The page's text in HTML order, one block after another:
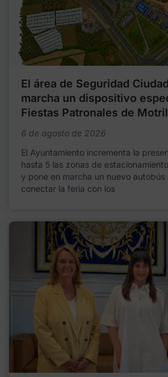
El área de Seguridad
marcha un dispositivo
Fiestas Patronales de
6 de agosto de 2026
El Ayuntamiento incrementa la
hasta 5 las zonas de
y pone en marcha un nuevo autobús
conectar la feria con los